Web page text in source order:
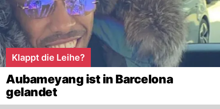
Klappt die Leihe?
Aubameyang ist in Barcelona
gelandet